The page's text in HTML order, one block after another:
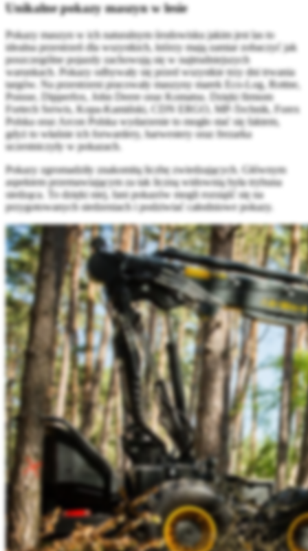
Unikalne pokazy maszyn w lesie
Pokazy maszyn w ich naturalnym środowisku jakim jest las to
idealna przestrzeń dla wszystkich, którzy mają zamiar zobaczyć jak
poszczególne pojazdy zachowują się w najtrudniejszych
warunkach. Pokazy odbywały się przed wszystkie trzy dni trwania
targów. Na przestrzeni pracowały maszyny marek Eco-Log, Rottne,
Ponsse, Dipperfox, John Deere oraz Komatsu. Dzięki firmom
Fortech Serwis, Kopa-Kamiński, CDN ERGO, MP-Technik, Forex
Polska oraz Arcon Polska wydarzenie to mogło stać się faktem,
gdyż to właśnie ich forwardery, harwestery oraz frezarka
uczestniczyły w pokazach.
Pokazy zgromadziły znakomitą liczbę zwiedzających. Głównym
aspektem przemawiającym za tak liczną widownią była trybuna
siedząca. To dzięki niej, fani pokazów mogli rozsiąść się na
przygotowanych siedzeniach i podziwiać całodniowe pokazy.